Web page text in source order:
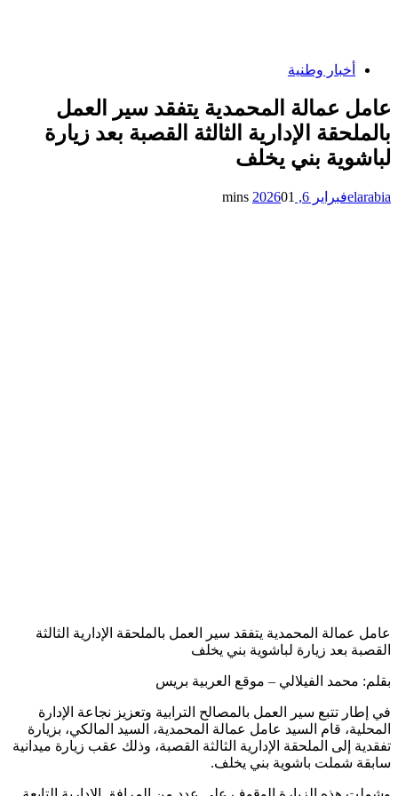
أخبار وطنية
عامل عمالة المحمدية يتفقد سير العمل
بالملحقة الإدارية الثالثة القصبة بعد زيارة
لباشوية بني يخلف
elarabiaفبراير 6, 2026 01 mins
عامل عمالة المحمدية يتفقد سير العمل بالملحقة الإدارية الثالثة
القصبة بعد زيارة لباشوية بني يخلف
بقلم: محمد الفيلالي – موقع العربية بريس
في إطار تتبع سير العمل بالمصالح الترابية وتعزيز نجاعة الإدارة
المحلية، قام السيد عامل عمالة المحمدية، السيد المالكي، بزيارة
تفقدية إلى الملحقة الإدارية الثالثة القصبة، وذلك عقب زيارة ميدانية
سابقة شملت باشوية بني يخلف.